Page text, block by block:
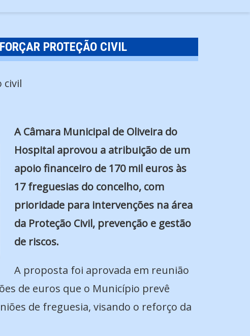
PROTEÇÃO CIVIL
A Câmara Municipal de Oliveira do
Hospital aprovou a atribuição de um
apoio financeiro de 170 mil euros às
17 freguesias do concelho, com
prioridade para intervenções na área
da Proteção Civil, prevenção e gestão
de riscos.
A proposta foi aprovada em reunião
de euros que o Município prevê
de freguesia, visando o reforço da